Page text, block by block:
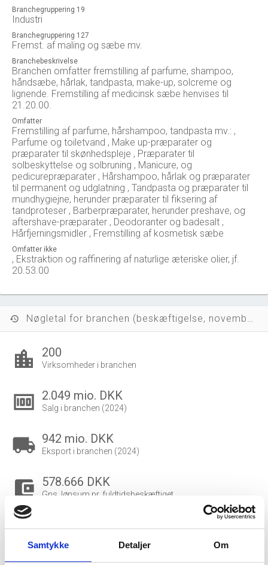
Samtykke Detaljer Om
Branchegruppering 19
Industri
Branchegruppering 127
Fremst. af maling og sæbe mv.
Branchebeskrivelse
Branchen omfatter fremstilling af parfume, shampoo,
håndsæbe, hårlak, tandpasta, make-up, solcreme og
lignende. Fremstilling af medicinsk sæbe henvises til
21.20.00.
Omfatter
Fremstilling af parfume, hårshampoo, tandpasta mv.: ,
Parfume og toiletvand , Make up-præparater og
præparater til skønhedspleje , Præparater til
solbeskyttelse og solbruning , Manicure, og
pedicurepræparater , Hårshampoo, hårlak og præparater
til permanent og udglatning , Tandpasta og præparater til
mundhygiejne, herunder præparater til fiksering af
tandproteser , Barberpræparater, herunder preshave, og
aftershave-præparater , Deodoranter og badesalt ,
Hårfjerningsmidler , Fremstilling af kosmetisk sæbe
Omfatter ikke
, Ekstraktion og raffinering af naturlige æteriske olier, jf.
20.53.00
history Nøgletal for branchen (beskæftigelse, november 2023)
location_city 200
Virksomheder i branchen
money 2.049 mio. DKK
Salg i branchen (2024)
local_shipping 942 mio. DKK
Eksport i branchen (2024)
account_balance_wallet 578.666 DKK
Gns. lønsum pr. fuldtidsbeskæftiget
people_outline 892